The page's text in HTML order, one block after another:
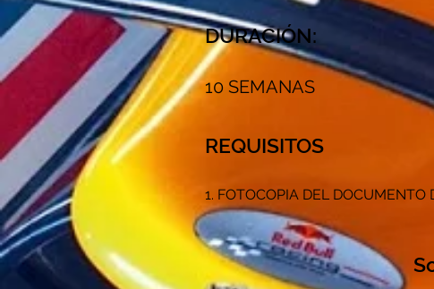
DURACIÓN:
10 SEMANAS
REQUISITOS
1. FOTOCOPIA DEL DOCUMENTO